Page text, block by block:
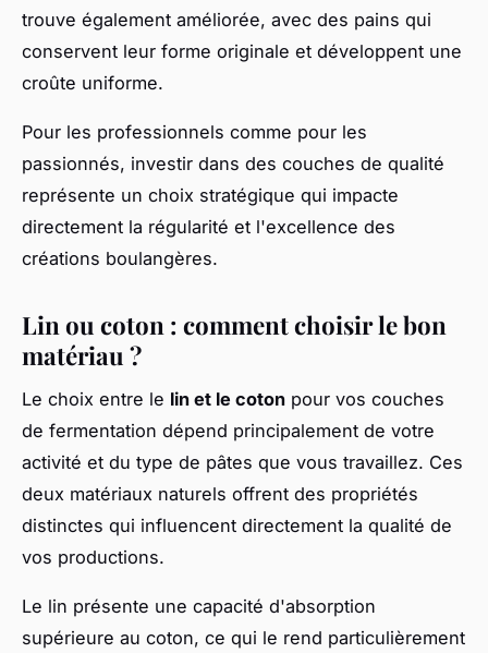
trouve également améliorée, avec des pains qui
conservent leur forme originale et développent une
croûte uniforme.
Pour les professionnels comme pour les
passionnés, investir dans des couches de qualité
représente un choix stratégique qui impacte
directement la régularité et l'excellence des
créations boulangères.
Lin ou coton : comment choisir le bon
matériau ?
Le choix entre le lin et le coton pour vos couches
de fermentation dépend principalement de votre
activité et du type de pâtes que vous travaillez. Ces
deux matériaux naturels offrent des propriétés
distinctes qui influencent directement la qualité de
vos productions.
Le lin présente une capacité d'absorption
supérieure au coton, ce qui le rend particulièrement